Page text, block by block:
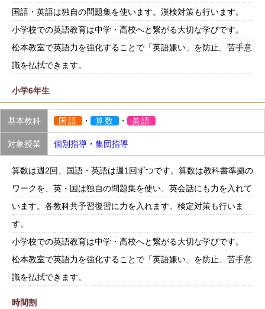
国語・英語は独自の問題集を使います。漢検対策も行います。
小学校での英語教育は中学・高校へと繋がる大切な学びです。
松本教室で英語力を強化することで「英語嫌い」を防止、苦手意
識を払拭できます。
小学6年生
基本教科 国語 ・ 算数 ・ 英語
対象授業 個別指導 ・ 集団指導
算数は週2回、国語・英語は週1回ずつです。算数は教科書準拠の
ワークを、英・国は独自の問題集を使い、英会話にも力を入れて
います。各教科共予習復習に力を入れます。検定対策も行いま
す。
小学校での英語教育は中学・高校へと繋がる大切な学びです。
松本教室で英語力を強化することで「英語嫌い」を防止、苦手意
識を払拭できます。
時間割